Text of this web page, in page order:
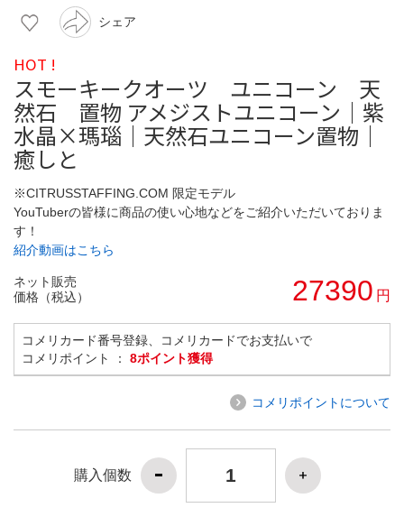
シェア
HOT !
スモーキークオーツ ユニコーン 天
然石 置物 アメジストユニコーン｜紫
水晶×瑪瑙｜天然石ユニコーン置物｜
癒しと
※CITRUSSTAFFING.COM 限定モデル
YouTuberの皆様に商品の使い心地などをご紹介いただいておりま
す！
紹介動画はこちら
ネット販売
価格（税込）
27390 円
コメリカード番号登録、コメリカードでお支払いで
コメリポイント ： 8ポイント獲得
コメリポイントについて
購入個数